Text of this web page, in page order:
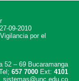
09-2010
por el
52 – 69 Bucaramanga
657 7000Ext: 4101
sistemas@unc.edu.co